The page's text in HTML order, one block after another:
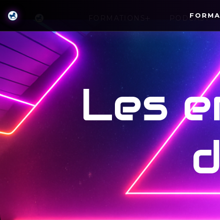
PODCAST
Les